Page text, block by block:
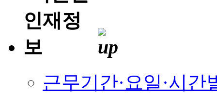
근무기간·요일·시간